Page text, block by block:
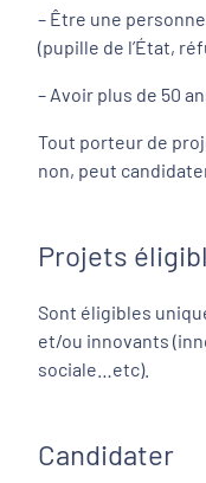
– Être une
(pupille de l’État,
– Avoir plus de 50
Tout porteur de
non, peut
Projets
Sont éligibles
et/ou innovants
sociale…etc).
Candidater